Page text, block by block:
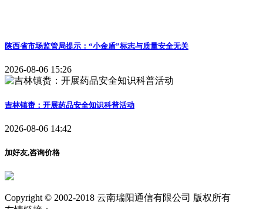
陕西省市场监管局提示：“小金盾”标志与质量安全无关
2026-08-06 15:26
吉林镇赉：开展药品安全知识科普活动
2026-08-06 14:42
加好友,咨询价格
Copyright © 2002-2018 云南瑞阳通信有限公司 版权所有